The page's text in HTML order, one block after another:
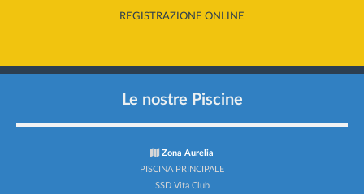
REGISTRAZIONE ONLINE
Le nostre Piscine
Zona Aurelia
PISCINA PRINCIPALE
SSD Vita Club